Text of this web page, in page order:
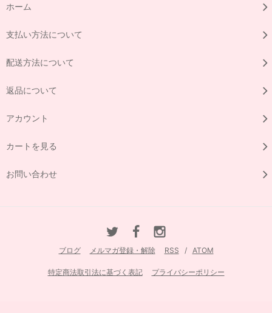
ホーム
支払い方法について
配送方法について
返品について
アカウント
カートを見る
お問い合わせ
ブログ メルマガ登録・解除 RSS / ATOM
特定商法取引法に基づく表記 プライバシーポリシー